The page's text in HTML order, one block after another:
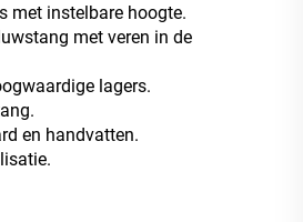
met instelbare hoogte.
met veren in de
lagers.
en handvatten.